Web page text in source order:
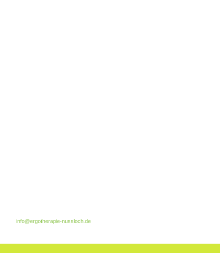
info@ergotherapie-nussloch.de